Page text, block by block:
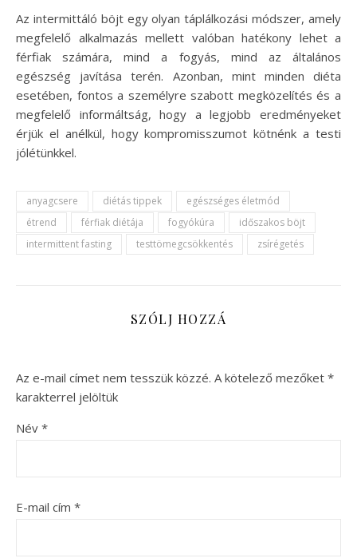
Az intermittáló böjt egy olyan táplálkozási módszer, amely
megfelelő alkalmazás mellett valóban hatékony lehet a
férfiak számára, mind a fogyás, mind az általános
egészség javítása terén. Azonban, mint minden diéta
esetében, fontos a személyre szabott megközelítés és a
megfelelő informáltság, hogy a legjobb eredményeket
érjük el anélkül, hogy kompromisszumot kötnénk a testi
jólétünkkel.
anyagcsere diétás tippek
egészséges életmód
étrend
férfiak diétája fogyókúra
időszakos böjt
intermittent fasting
testtömegcsökkentés zsírégetés
SZÓLJ HOZZÁ
Az e-mail címet nem tesszük közzé. A kötelező mezőket *
karakterrel jelöltük
Név *
E-mail cím *